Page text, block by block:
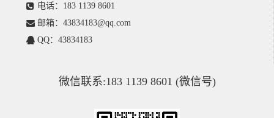
电话：183 1139 8601
邮箱：43834183@qq.com
QQ：43834183
微信联系:183 1139 8601 (微信号)